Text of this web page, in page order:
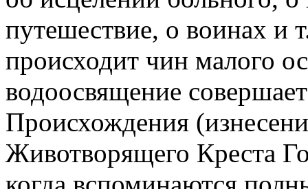
путешествие, о воинах и
происходит чин малого
водоосвящение
Происхождения
Животворящего Креста